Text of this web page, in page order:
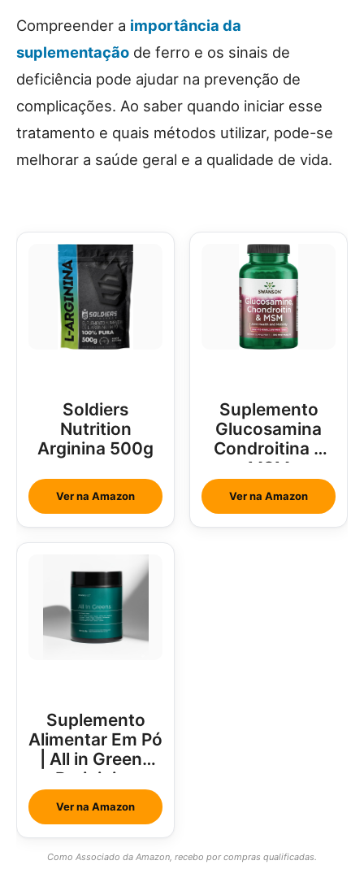
Compreender a importância da
suplementação de ferro e os sinais de
deficiência pode ajudar na prevenção de
complicações. Ao saber quando iniciar esse
tratamento e quais métodos utilizar, pode-se
melhorar a saúde geral e a qualidade de vida.
Soldiers
Nutrition
Arginina 500g
Ver na Amazon
Suplemento
Glucosamina
Condroitina e
MSM
Ver na Amazon
Suplemento
Alimentar Em Pó
| All in Greens
Brainjuice
Abacaxi Com
Hortelã
Ver na Amazon
Como Associado da Amazon, recebo por compras qualificadas.